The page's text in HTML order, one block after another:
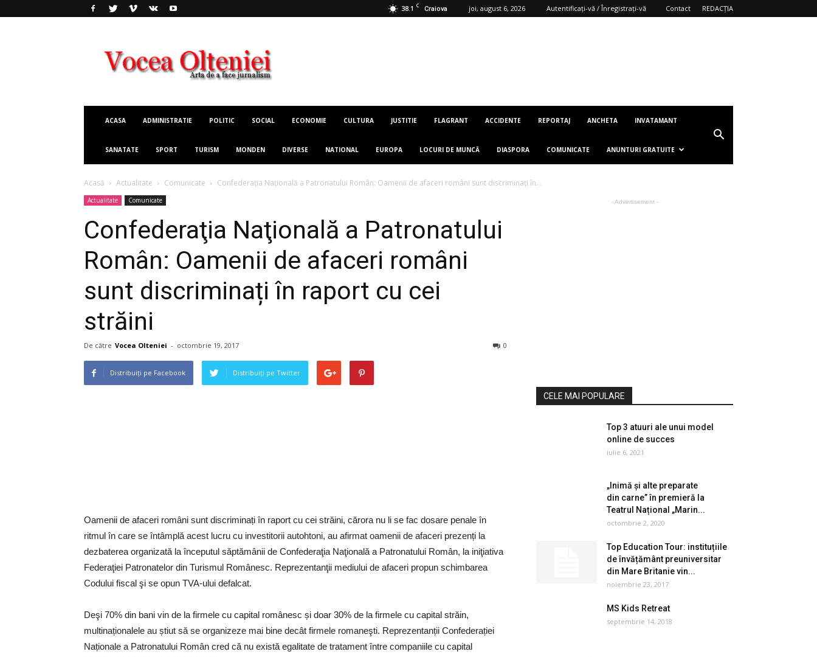
38.1 C Craiova joi, august 6, 2026 Autentificați-vă / Înregistrați-vă Contact REDACȚIA
Olteniei
ACASA ADMINISTRATIE POLITIC SOCIAL ECONOMIE CULTURA JUSTITIE FLAGRANT ACCIDENTE REPORTAJ ANCHETA INVATAMANT
SANATATE SPORT TURISM MONDEN DIVERSE NATIONAL EUROPA LOCURI DE MUNCĂ DIASPORA COMUNICATE ANUNTURI GRATUITE
Acasă Actualitate Comunicate Confederaţia Naţională a Patronatului Român: Oamenii de afaceri români sunt discriminați în...
Actualitate Comunicate
Confederaţia Naţională a Patronatului
Român: Oamenii de afaceri români
sunt discriminați în raport cu cei
străini
De către Vocea Olteniei - octombrie 19, 2017 0
Distribuiți pe Facebook Distribuiți pe Twitter
Oamenii de afaceri români sunt discriminați în raport cu cei străini, cărora nu li se fac dosare penale în
ritmul în care se întâmplă acest lucru cu investitorii autohtoni, au afirmat oamenii de afaceri prezenți la
dezbaterea organizată la începutul săptămânii de Confederaţia Naţională a Patronatului Român, la iniţiativa
Federaţiei Patronatelor din Turismul Românesc. Reprezentanţii mediului de afaceri propun schimbarea
Codului fiscal şi se opun TVA-ului defalcat.
Deşi 70% din bani vin de la firmele cu capital românesc și doar 30% de la firmele cu capital străin,
multinaționalele au știut să se organizeze mai bine decât firmele romaneşti. Reprezentanții Confederației
Naționale a Patronatului Român cred că nu există egalitate de tratament între companiile cu capital
- Advertisement -
CELE MAI POPULARE
Top 3 atuuri ale unui model
online de succes
iulie 6, 2021
„Inimă și alte preparate
din carne” în premieră la
Teatrul Național „Marin...
octombrie 2, 2020
Top Education Tour: instituțiile
de învățământ preuniversitar
din Mare Britanie vin...
noiembrie 23, 2017
MS Kids Retreat
septembrie 14, 2018